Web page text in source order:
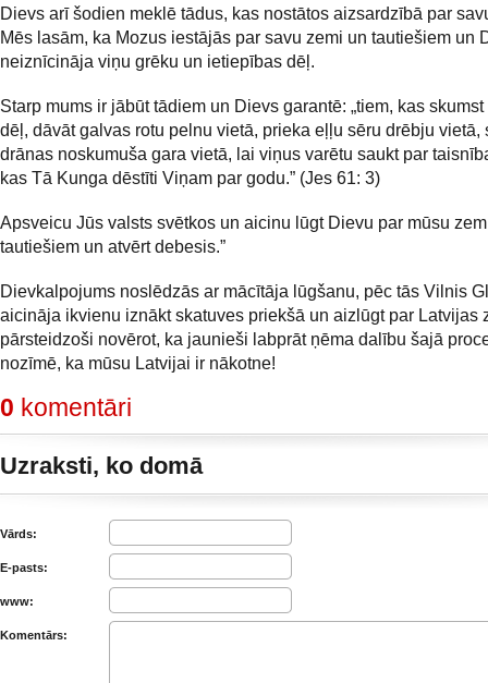
Dievs arī šodien meklē tādus, kas nostātos aizsardzībā par
Mēs lasām, ka Mozus iestājās par savu zemi un tautiešiem un
neiznīcināja viņu grēku un ietiepības dēļ.
Starp mums ir jābūt tādiem un Dievs garantē: „tiem, kas
dēļ, dāvāt galvas rotu pelnu vietā, prieka eļļu sēru drēbju vietā,
drānas noskumuša gara vietā, lai viņus varētu saukt par
kas Tā Kunga dēstīti Viņam par godu.” (Jes 61: 3)
Apsveicu Jūs valsts svētkos un aicinu lūgt Dievu par mūsu
tautiešiem un atvērt debesis.”
Dievkalpojums noslēdzās ar mācītāja lūgšanu, pēc tās Vilnis
aicināja ikvienu iznākt skatuves priekšā un aizlūgt par Latvijas
pārsteidzoši novērot, ka jaunieši labprāt ņēma dalību šajā
nozīmē, ka mūsu Latvijai ir nākotne!
0 komentāri
Uzraksti, ko domā
Vārds:
E-pasts:
www:
Komentārs: